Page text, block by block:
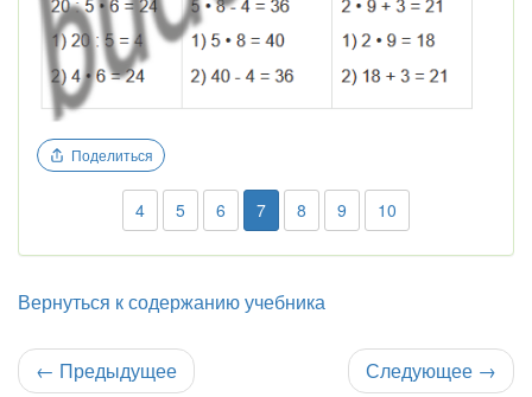
Поделиться
4 5 6 7 8 9 10
Вернуться к содержанию учебника
← Предыдущее Следующее →